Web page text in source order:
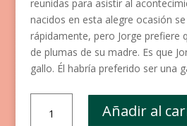
reunidas para asistir al
nacidos en esta alegre ocasión
rápidamente, pero Jorge prefiere
de plumas de su madre. Es que
gallo. Él habría preferido ser una
gallo
Añadir al